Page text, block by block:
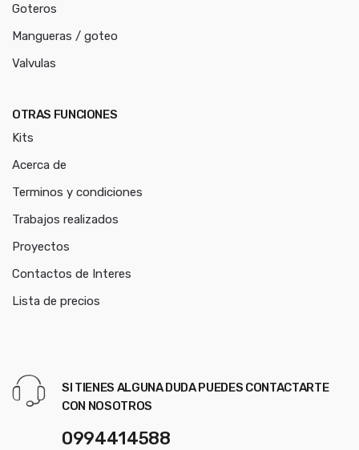
Goteros
Mangueras / goteo
Valvulas
OTRAS FUNCIONES
Kits
Acerca de
Terminos y condiciones
Trabajos realizados
Proyectos
Contactos de Interes
Lista de precios
SI TIENES ALGUNA DUDA PUEDES CONTACTARTE
CON NOSOTROS
0994414588